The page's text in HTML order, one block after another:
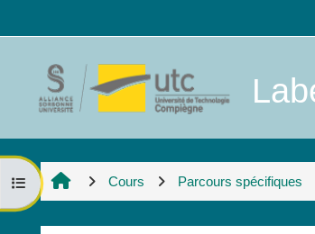
Ouvrir l’index du cours
Cours Parcours spécifiques